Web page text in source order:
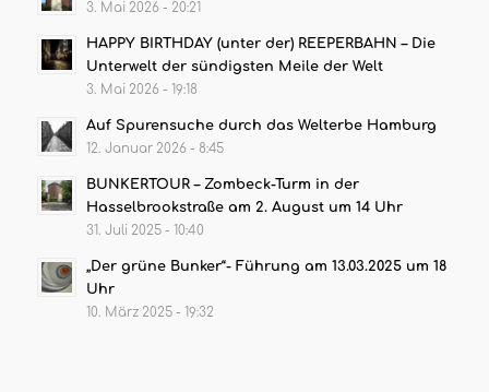
3. Mai 2026 - 20:21
HAPPY BIRTHDAY (unter der) REEPERBAHN – Die
Unterwelt der sündigsten Meile der Welt
3. Mai 2026 - 19:18
Auf Spurensuche durch das Welterbe Hamburg
12. Januar 2026 - 8:45
BUNKERTOUR – Zombeck-Turm in der
Hasselbrookstraße am 2. August um 14 Uhr
31. Juli 2025 - 10:40
„Der grüne Bunker“- Führung am 13.03.2025 um 18
Uhr
10. März 2025 - 19:32